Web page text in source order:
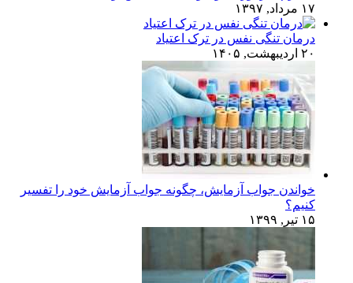
۱۷ مرداد, ۱۳۹۷
درمان تنگی نفس در ترک اعتیاد
۲۰ اردیبهشت, ۱۴۰۵
خواندن جواب آزمایش، چگونه جواب آزمایش خود را تفسیر
کنیم؟
۱۵ تیر, ۱۳۹۹